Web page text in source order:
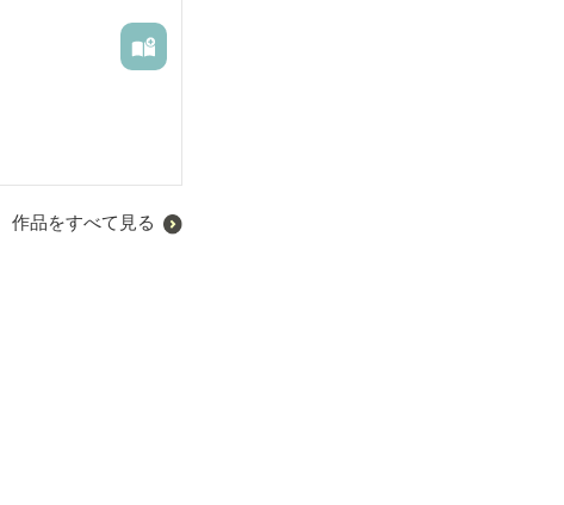
作品をすべて見る